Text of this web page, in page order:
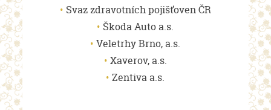
Svaz zdravotních pojišťoven ČR
Škoda Auto a.s.
Veletrhy Brno, a.s.
Xaverov, a.s.
Zentiva a.s.